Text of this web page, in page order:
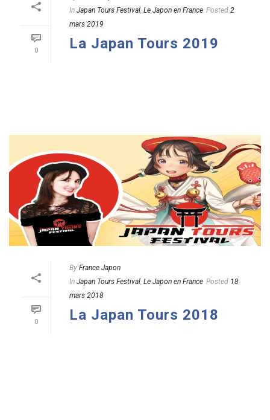
0
In Japan Tours Festival Le Japon en France Posted 2
mars 2019
La Japan Tours 2019
0
By France Japon
In Japan Tours Festival, Le Japon en France Posted 18
mars 2018
La Japan Tours 2018